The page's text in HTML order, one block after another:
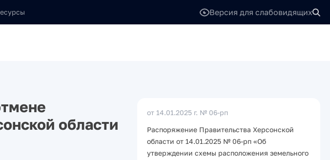
Версия для слабовидящих
области
от 14.01.2025 г. № 06-рп
Распоряжение Правительства Херсонской
области от 14.01.2025 № 06-рп «Об
утверждении схемы расположения земельного